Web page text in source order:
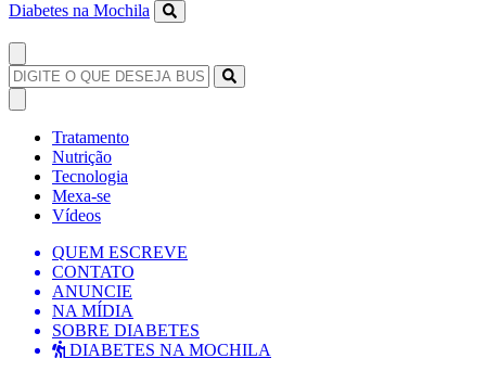
Diabetes na Mochila
Tratamento
Nutrição
Tecnologia
Mexa-se
Vídeos
QUEM ESCREVE
CONTATO
ANUNCIE
NA MÍDIA
SOBRE DIABETES
DIABETES NA MOCHILA